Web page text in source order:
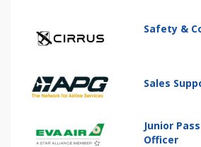
Safety &
Sales
Junior
Officer